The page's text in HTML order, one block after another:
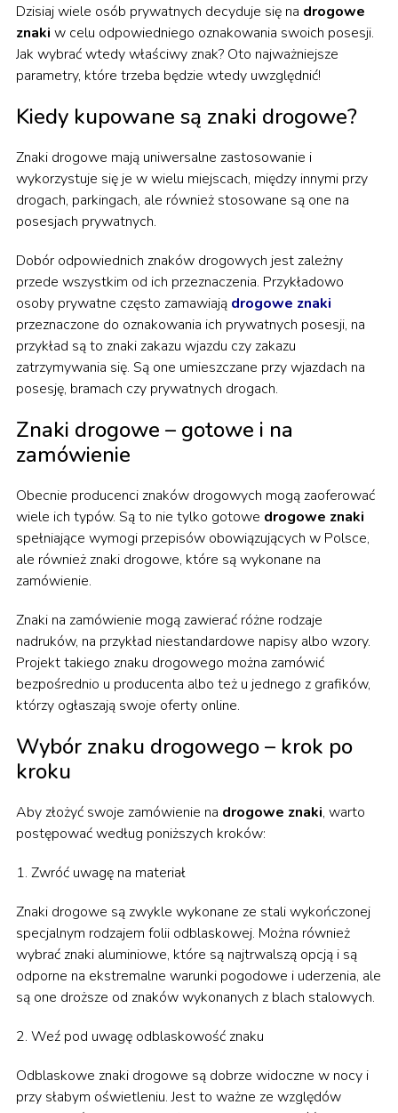
Dzisiaj wiele osób prywatnych decyduje się na drogowe
znaki w celu odpowiedniego oznakowania swoich posesji.
Jak wybrać wtedy właściwy znak? Oto najważniejsze
parametry, które trzeba będzie wtedy uwzględnić!
Kiedy kupowane są znaki drogowe?
Znaki drogowe mają uniwersalne zastosowanie i
wykorzystuje się je w wielu miejscach, między innymi przy
drogach, parkingach, ale również stosowane są one na
posesjach prywatnych.
Dobór odpowiednich znaków drogowych jest zależny
przede wszystkim od ich przeznaczenia. Przykładowo
osoby prywatne często zamawiają drogowe znaki
przeznaczone do oznakowania ich prywatnych posesji, na
przykład są to znaki zakazu wjazdu czy zakazu
zatrzymywania się. Są one umieszczane przy wjazdach na
posesję, bramach czy prywatnych drogach.
Znaki drogowe – gotowe i na
zamówienie
Obecnie producenci znaków drogowych mogą zaoferować
wiele ich typów. Są to nie tylko gotowe drogowe znaki
spełniające wymogi przepisów obowiązujących w Polsce,
ale również znaki drogowe, które są wykonane na
zamówienie.
Znaki na zamówienie mogą zawierać różne rodzaje
nadruków, na przykład niestandardowe napisy albo wzory.
Projekt takiego znaku drogowego można zamówić
bezpośrednio u producenta albo też u jednego z grafików,
którzy ogłaszają swoje oferty online.
Wybór znaku drogowego – krok po
kroku
Aby złożyć swoje zamówienie na drogowe znaki, warto
postępować według poniższych kroków:
1. Zwróć uwagę na materiał
Znaki drogowe są zwykle wykonane ze stali wykończonej
specjalnym rodzajem folii odblaskowej. Można również
wybrać znaki aluminiowe, które są najtrwalszą opcją i są
odporne na ekstremalne warunki pogodowe i uderzenia, ale
są one droższe od znaków wykonanych z blach stalowych.
2. Weź pod uwagę odblaskowość znaku
Odblaskowe znaki drogowe są dobrze widoczne w nocy i
przy słabym oświetleniu. Jest to ważne ze względów